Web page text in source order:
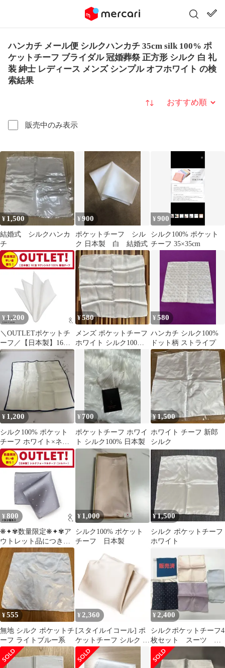
ハンカチ メール便 シルクハンカチ 35cm silk 100% ポ
ケットチーフ ブライダル 冠婚葬祭 正方形 シルク 白 礼
装 紳士 レディース メンズ シンプル オフホワイト の検
索結果
販売中のみ表示
並び替え
¥ 1,500
結婚式 シルクハンカ
チ
¥900
ポケットチーフ シル
ク 日本製 白 結婚式
¥900
シルク100% ポケット
チーフ 35×35cm
¥1,200
＼OUTLETポケットチ
ーフ／【日本製】16匁
サテンシルク ポケット
チーフ／サテン（繻子
織）のシルク生地の美
しい光沢はチーフマニ
アの中でも不動の人
気！大判サイズなので
リッチなボリューム感
が出ます。かなりお買
い得なのでガチで早い
もん勝ちです！！！
（ホワイト）
¥580
メンズ ポケットチーフ
ホワイト シルク100%
フォーマル 日本製
¥580
ハンカチ シルク100%
ドット柄 ストライプ
¥ 1,200
シルク100% ポケット
チーフ ホワイト×ネイ
ビー
¥ 700
ポケットチーフ ホワイ
ト シルク100% 日本製
¥1,500
ホワイト チーフ 新郎
シルク
¥ 800
❋✦✾数量限定❋✦✾ア
ウトレット品につき
【日本製シルクチー
フ】が８００円の驚安
価格！ネクタイ生地を
使用し縫製されたフォ
ーマルチーフ。使い勝
手のいいシルバーカラ
ーで、定番のドット柄♪
ぜひこの機会にお試し
ください(*^_^*)
¥ 1,000
シルク100% ポケット
チーフ 日本製
¥1,500
シルク ポケットチーフ
ホワイト
¥555
無地 シルク ポケットチ
ーフ ライトブルー系
¥ 2,360
[スタイルイコール] ポ
ケットチーフ シルク メ
ンズ 新入社員 入社式や
卒業式にも 結婚式 折り
¥2,400
シルクポケットチーフ4
枚セット スーツ セ
ットアップ ジャケパ
ン